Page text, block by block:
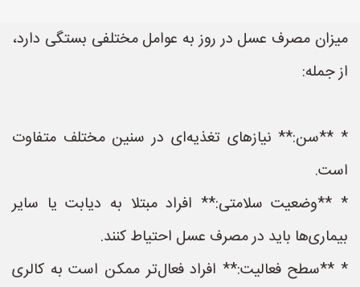
میزان مصرف عسل در روز به عوامل مختلفی بستگی دارد،
از جمله:
* **سن:** نیازهای تغذیه‌ای در سنین مختلف متفاوت
است.
* **وضعیت سلامتی:** افراد مبتلا به دیابت یا سایر
بیماری‌ها باید در مصرف عسل احتیاط کنند.
* **سطح فعالیت:** افراد فعال‌تر ممکن است به کالری